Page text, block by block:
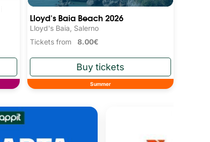
Lloyd's Baia Beach 2026
Lloyd's Baia, Salerno
Tickets from8.00€
Summer